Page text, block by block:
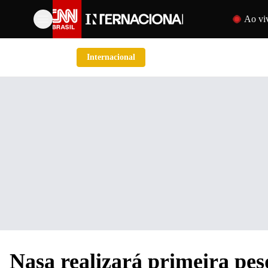
Pular para o
Ao
Internacional
Nasa realizará primeira